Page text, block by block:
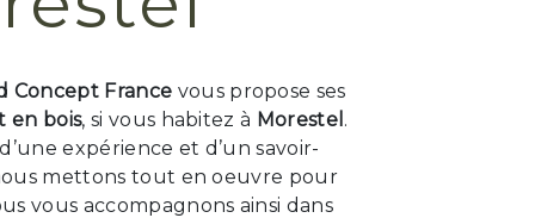
Concept France vous propose ses
en bois, si vous habitez à Morestel .
expérience et d’un savoir-
mettons tout en oeuvre pour
vous accompagnons ainsi dans